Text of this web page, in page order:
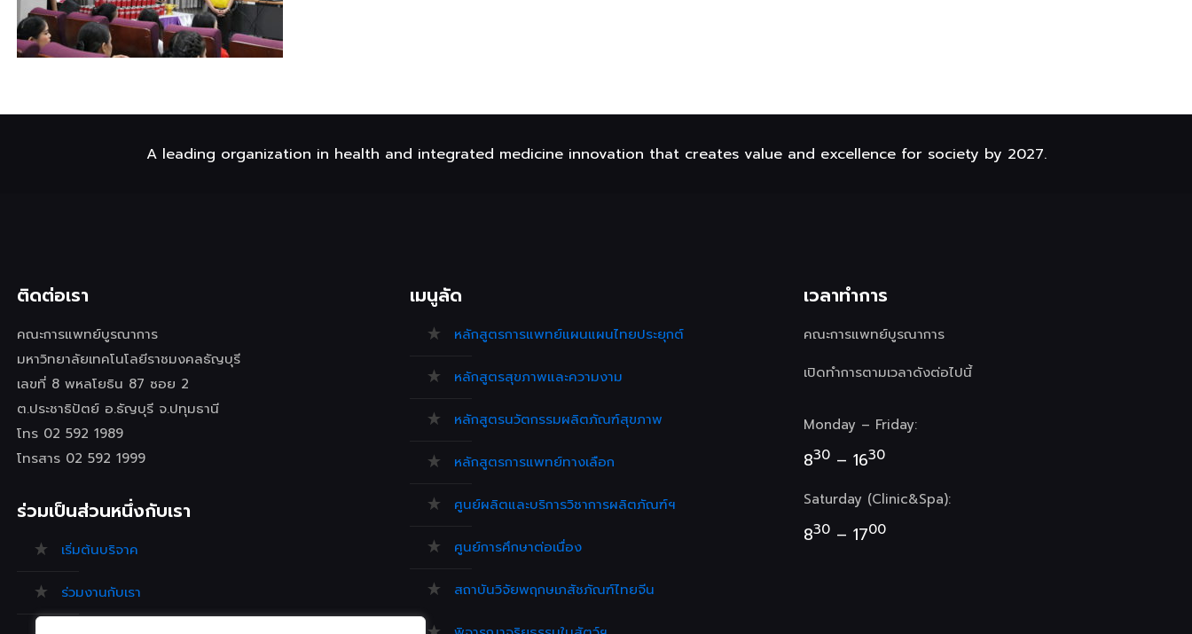
A leading organization in health and integrated medicine innovation that creates value and excellence for society by 2027.
ติดต่อเรา
คณะการแพทย์บูรณาการ
มหาวิทยาลัยเทคโนโลยีราชมงคลธัญบุรี
เลขที่ 8 พหลโยธิน 87 ซอย 2
ต.ประชาธิปัตย์ อ.ธัญบุรี จ.ปทุมธานี
โทร 02 592 1989
โทรสาร 02 592 1999
ร่วมเป็นส่วนหนึ่งกับเรา
เริ่มต้นบริจาค
ร่วมงานกับเรา
เมนูลัด
หลักสูตรการแพทย์แผนแผนไทยประยุกต์
หลักสูตรสุขภาพและความงาม
หลักสูตรนวัตกรรมผลิตภัณฑ์สุขภาพ
หลักสูตรการแพทย์ทางเลือก
ศูนย์ผลิตและบริการวิชาการผลิตภัณฑ์ฯ
ศูนย์การศึกษาต่อเนื่อง
สถาบันวิจัยพฤกษเภสัชภัณฑ์ไทยจีน
เวลาทำการ
คณะการแพทย์บูรณาการ
เปิดทำการตามเวลาดังต่อไปนี้
Monday – Friday:
830– 1630
Saturday (Clinic&Spa):
830– 1700